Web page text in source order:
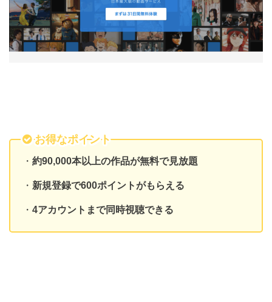
お得なポイント
・ 約90,000本以上の作品が無料で見放題
・ 新規登録で600ポイントがもらえる
・ 4アカウントまで同時視聴できる